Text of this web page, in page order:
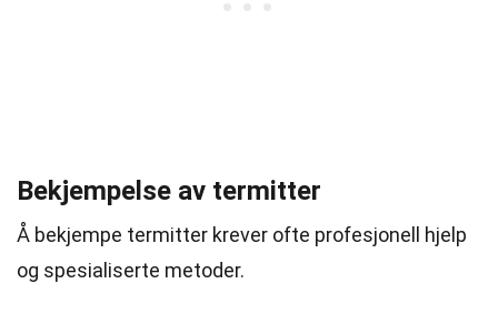
Bekjempelse av termitter
Å bekjempe termitter krever ofte profesjonell hjelp
og spesialiserte metoder.